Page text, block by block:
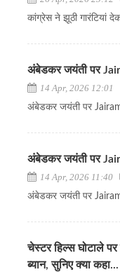
कांग्रेस ने झूठी गारंटियां
अंबेडकर जयंती पर
14 Apr, 2026 12:01
अंबेडकर जयंती पर
अंबेडकर जयंती पर
14 Apr, 2026 11:40
अंबेडकर जयंती पर Jairam
चेस्टर हिल्स घोटाले
ब्यान, सुनिए क्या कहा...